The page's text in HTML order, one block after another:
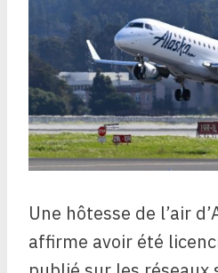
Une hôtesse de l’air
affirme avoir été